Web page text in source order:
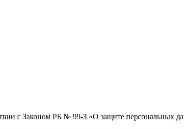
с Законом РБ № 99-З «О защите